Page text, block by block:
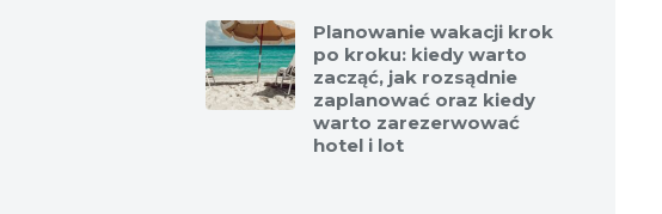
Planowanie wakacji krok
po kroku: kiedy warto
zacząć, jak rozsądnie
zaplanować oraz kiedy
warto zarezerwować
hotel i lot